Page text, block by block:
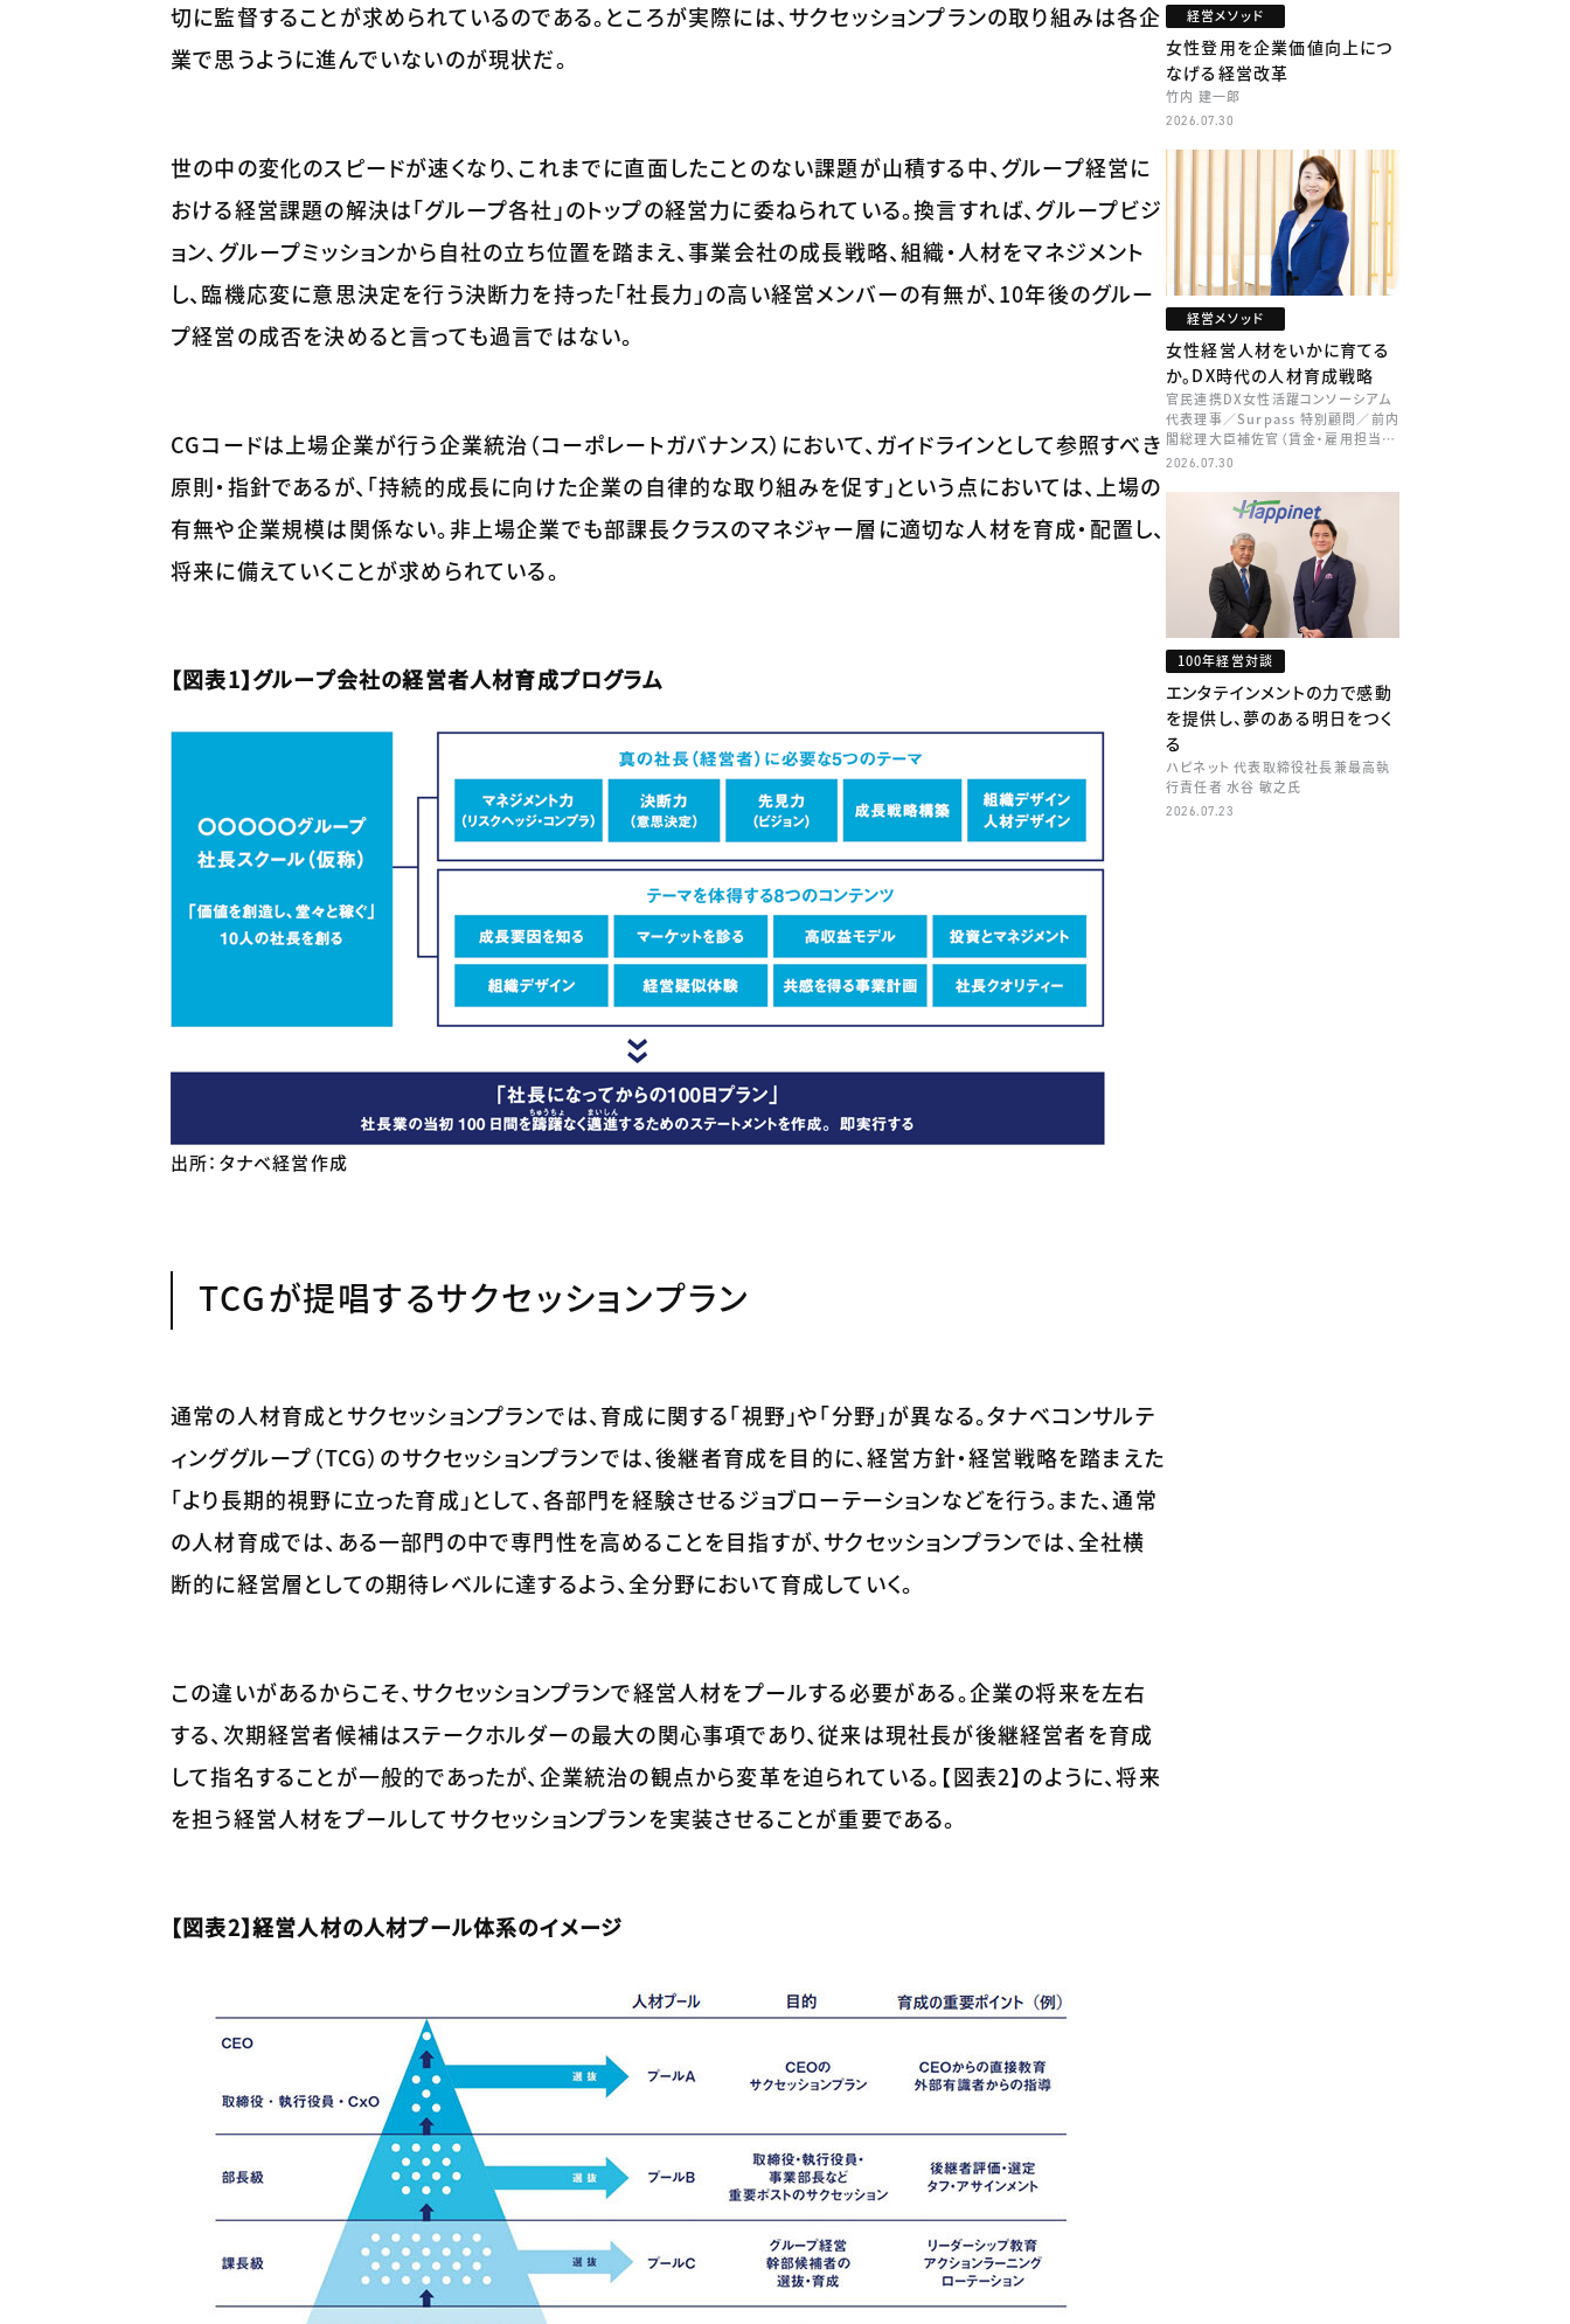
切に監督することが求められているのである。ところが実際には、サクセッションプランの取り組みは各企
業で思うように進んでいないのが現状だ。
世の中の変化のスピードが速くなり、これまでに直面したことのない課題が山積する中、グループ経営に
おける経営課題の解決は「グループ各社」のトップの経営力に委ねられている。換言すれば、グループビジ
ョン、グループミッションから自社の立ち位置を踏まえ、事業会社の成長戦略、組織・人材をマネジメント
し、臨機応変に意思決定を行う決断力を持った「社長力」の高い経営メンバーの有無が、10年後のグルー
プ経営の成否を決めると言っても過言ではない。
CGコードは上場企業が行う企業統治（コーポレートガバナンス）において、ガイドラインとして参照すべき
原則・指針であるが、「持続的成長に向けた企業の自律的な取り組みを促す」という点においては、上場の
有無や企業規模は関係ない。非上場企業でも部課長クラスのマネジャー層に適切な人材を育成・配置し、
将来に備えていくことが求められている。
【図表1】グループ会社の経営者人材育成プログラム
出所：タナベ経営作成
TCGが提唱するサクセッションプラン
通常の人材育成とサクセッションプランでは、育成に関する「視野」や「分野」が異なる。タナベコンサルテ
ィンググループ（TCG）のサクセッションプランでは、後継者育成を目的に、経営方針・経営戦略を踏まえた
「より長期的視野に立った育成」として、各部門を経験させるジョブローテーションなどを行う。また、通常
の人材育成では、ある一部門の中で専門性を高めることを目指すが、サクセッションプランでは、全社横
断的に経営層としての期待レベルに達するよう、全分野において育成していく。
この違いがあるからこそ、サクセッションプランで経営人材をプールする必要がある。企業の将来を左右
する、次期経営者候補はステークホルダーの最大の関心事項であり、従来は現社長が後継経営者を育成
して指名することが一般的であったが、企業統治の観点から変革を迫られている。【図表2】のように、将来
を担う経営人材をプールしてサクセッションプランを実装させることが重要である。
【図表2】経営人材の人材プール体系のイメージ
経営メソッド
女性登用を企業価値向上につ
なげる経営改革
竹内 建一郎
2026.07.30
経営メソッド
女性経営人材をいかに育てる
か。DX時代の人材育成戦略
官民連携DX女性活躍コンソーシアム
代表理事／Surpass 特別顧問／前内
閣総理大臣補佐官（賃金・雇用担当）
矢田 稚子
2026.07.30
100年経営対談
エンタテインメントの力で感動
を提供し、夢のある明日をつく
る
ハピネット 代表取締役社長兼最高執
行責任者 水谷 敏之氏
2026.07.23